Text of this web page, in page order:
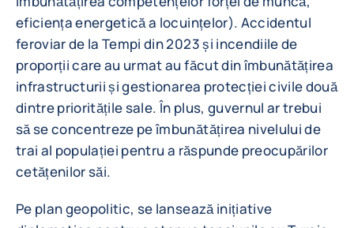
eficiența energetică a locuințelor). Accidentul
feroviar de la Tempi din 2023 și incendiile de
proporții care au urmat au făcut din îmbunătățirea
infrastructurii și gestionarea protecției civile două
dintre prioritățile sale. În plus, guvernul ar trebui
să se concentreze pe îmbunătățirea nivelului de
trai al populației pentru a răspunde preocupărilor
cetățenilor săi.
Pe plan geopolitic, se lansează inițiative